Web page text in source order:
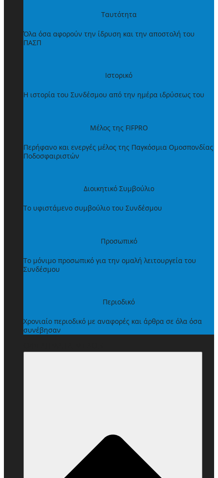
Ταυτότητα
Όλα όσα αφορούν την ίδρυση και την αποστολή του
ΠΑΣΠ
Ιστορικό
Η ιστορία του Συνδέσμου από την ημέρα ιδρύσεως του
Μέλος της FIFPRO
Περήφανο και ενεργές μέλος της Παγκόσμια Ομοσπονδίας
Ποδοσφαιριστών
Διοικητικό Συμβούλιο
Το υφιστάμενο συμβούλιο του Συνδέσμου
Προσωπικό
Το μόνιμο προσωπικό για την ομαλή λειτουργεία του
Συνδέσμου
Περιοδικό
Χρονιαίο περιοδικό με αναφορές και άρθρα σε όλα όσα
συνέβησαν